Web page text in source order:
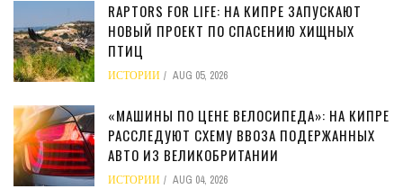
RAPTORS FOR LIFE: НА КИПРЕ ЗАПУСКАЮТ
НОВЫЙ ПРОЕКТ ПО СПАСЕНИЮ ХИЩНЫХ
ПТИЦ
ИСТОРИИ AUG 05, 2026
«МАШИНЫ ПО ЦЕНЕ ВЕЛОСИПЕДА»: НА КИПРЕ
РАССЛЕДУЮТ СХЕМУ ВВОЗА ПОДЕРЖАННЫХ
АВТО ИЗ ВЕЛИКОБРИТАНИИ
ИСТОРИИ AUG 04, 2026